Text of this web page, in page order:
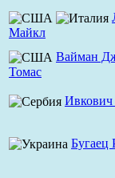
Майкл
Вайман
Томас
Ивкович
Бугаец